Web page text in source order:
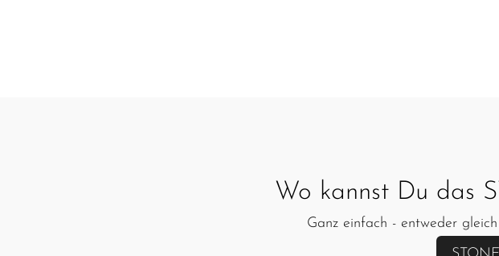
Wo kannst Du das
Ganz einfach - entweder